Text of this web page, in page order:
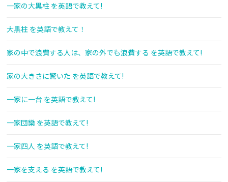
一家の大黒柱 を英語で教えて!
大黒柱 を英語で教えて！
家の中で浪費する人は、家の外でも浪費する を英語で教えて!
家の大きさに驚いた を英語で教えて!
一家に一台 を英語で教えて!
一家団欒 を英語で教えて!
一家四人 を英語で教えて!
一家を支える を英語で教えて!